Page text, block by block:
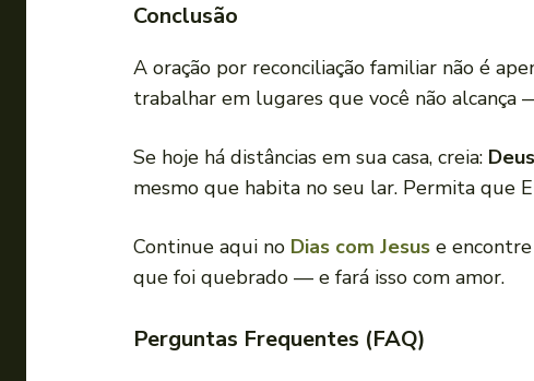
Conclusão
A oração por reconciliação familiar não é
trabalhar em lugares que você não alcança
Se hoje há distâncias em sua casa, creia:
mesmo que habita no seu lar. Permita que
Continue aqui no Dias com Jesus e
que foi quebrado — e fará isso com amor.
Perguntas Frequentes (FAQ)